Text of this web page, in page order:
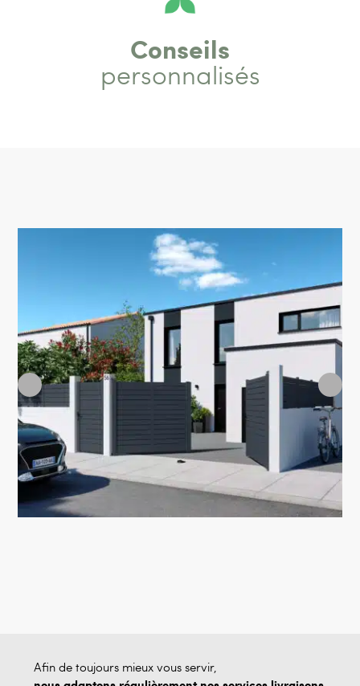
Conseils
personnalisés
Afin de toujours mieux vous servir,